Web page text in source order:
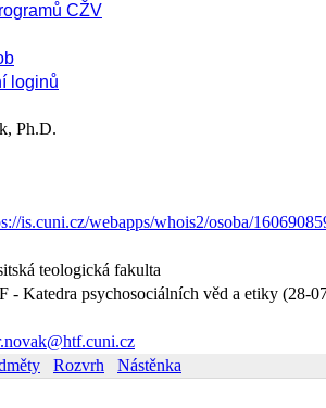
CŽV
loginů
Ph.D.
is.cuni.cz/webapps/whois2/osoba/
teologická fakulta
- Katedra psychosociálních věd a etiky (28-
Rozvrh Nástěnka